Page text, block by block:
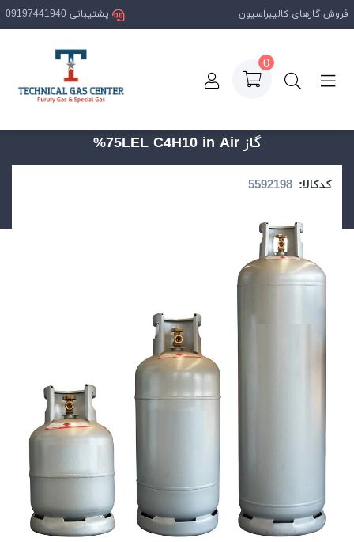
گاز 75LEL C4H10 in Air%
کدکالا:
فروش گازهای کالیبراسیون پشتیبانی 09197441940
0